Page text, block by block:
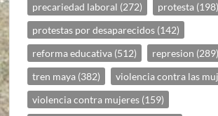
precariedad laboral (272) protesta (198)
protestas por desaparecidos (142)
reforma educativa (512) represion (289)
tren maya (382) violencia contra las
violencia contra mujeres (159)